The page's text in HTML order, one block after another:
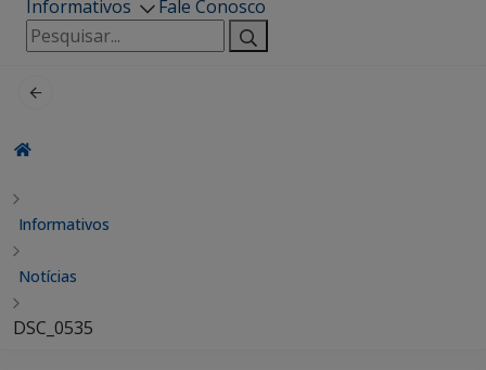
Informativos
Fale Conosco
Pesquisar
por:
Informativos
Notícias
DSC_0535